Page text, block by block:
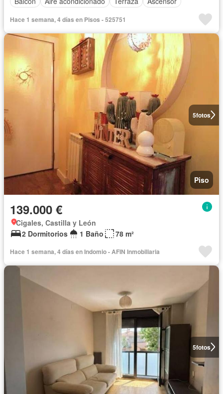
Hace 1 semana, 4 días en Pisos - 525751
5fotos
Piso
139.000 €
Cigales, Castilla y León
2 Dormitorios
1 Baño 78 m²
Hace 1 semana, 4 días en Indomio - AFIN Inmobiliaria
5fotos